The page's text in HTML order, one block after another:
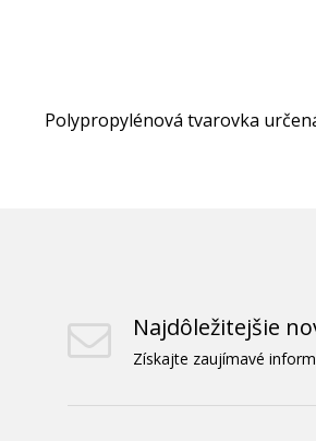
Polypropylénová tvarovka
Najdôležitejšie
Získajte zaujímavé